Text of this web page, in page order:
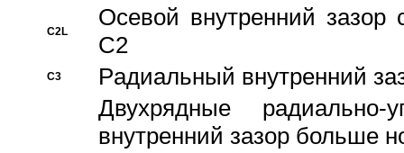
C2L
Осевой внутренний зазор
C2
C3
Pадиальный внутренний
Двухрядные радиально-
внутренний зазор больше